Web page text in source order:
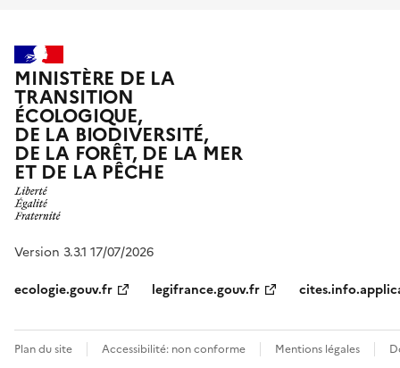
MINISTÈRE DE LA
TRANSITION
ÉCOLOGIQUE,
DE LA BIODIVERSITÉ,
DE LA FORÊT, DE LA MER
ET DE LA PÊCHE
Version 3.3.1 17/07/2026
ecologie.gouv.fr
legifrance.gouv.fr
Plan du site Accessibilité: non conforme Mentions légales